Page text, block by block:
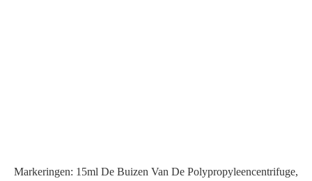
Markeringen: 15ml De Buizen Van De Polypropyleencentrifuge,